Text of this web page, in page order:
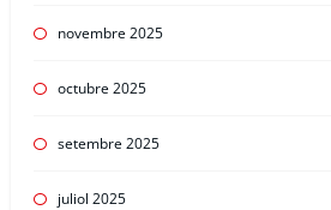
novembre 2025
octubre 2025
setembre 2025
juliol 2025